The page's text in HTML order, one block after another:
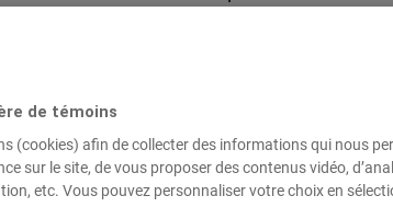
pour les étudiant(e)s au niveau
sont disponibles sur l’
temps plein pour les titulaires d’un
sur l’affiche du poste.
bourses est le2 mars 2026.
de témoins
(cookies) afin de collecter des informations qui nous
sur le site, de vous proposer des contenus vidéo,
etc. Vous pouvez personnaliser votre choix en